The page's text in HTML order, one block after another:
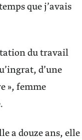
que j’avais
du travail
d’une
», femme
a douze ans, elle